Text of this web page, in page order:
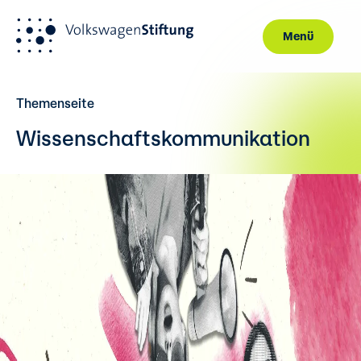
Menü
Themenseite
Wissenschaftskommunikation